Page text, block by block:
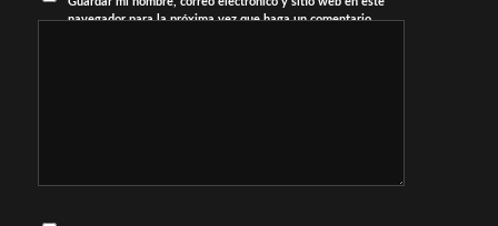
navegador para la próxima vez que haga un comentario.